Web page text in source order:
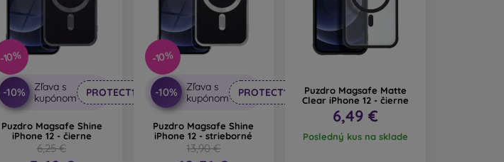
-10%
-10%
Zľava s
kupónom
PROTECT10
Puzdro Magsafe Shine
iPhone 12 - čierne
6,25 €
-10%
-10%
Zľava s
kupónom
PROTECT10
Puzdro Magsafe Shine
iPhone 12 - strieborné
13,90 €
Puzdro Magsafe Matte
Clear iPhone 12 - čierne
6,49 €
Posledný kus na sklade